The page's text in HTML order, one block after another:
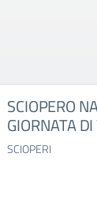
SCIOPERO
GIORNATA
SCIOPERI